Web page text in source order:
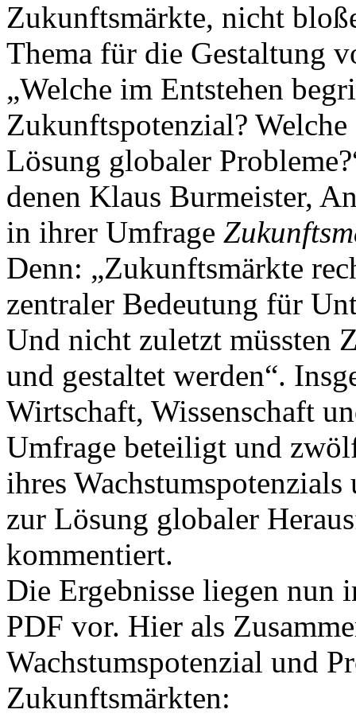
Zukunftsmärkte, nicht
Thema für die Gestaltung
„Welche im Entstehen
Zukunftspotenzial?
Lösung globaler
denen Klaus Burmeister,
in ihrer Umfrage
Denn: „Zukunftsmärkte
zentraler Bedeutung für
Und nicht zuletzt müssten
und gestaltet werden“.
Wirtschaft, Wissenschaft
Umfrage beteiligt und
ihres
zur Lösung globaler
kommentiert.
Die Ergebnisse liegen nun
PDF vor. Hier als
Wachstumspotenzial und
Zukunftsmärkten: